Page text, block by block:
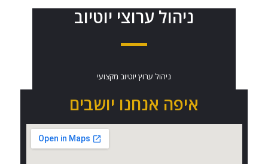
ניהול ערוצי יוטיוב
ניהול ערוץ יוטיוב מקצועי
איפה אנחנו יושבים